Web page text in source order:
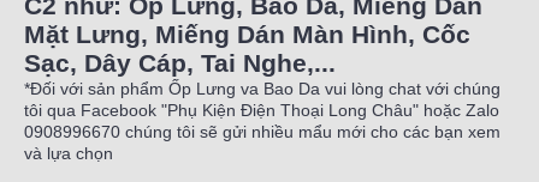
Mặt Lưng, Miếng Dán Màn Hình, Cốc
Sạc, Dây Cáp, Tai Nghe,...
*Đối với sản phẩm Ốp Lưng va Bao Da vui lòng chat với chúng
tôi qua Facebook "Phụ Kiện Điện Thoại Long Châu" hoặc Zalo
0908996670 chúng tôi sẽ gửi nhiều mẩu mới cho các bạn xem
và lựa chọn